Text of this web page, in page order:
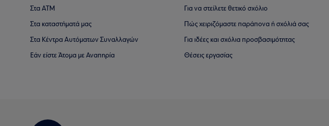
Στα ΑΤΜ
Στα καταστήματά μας
Στα Κέντρα Αυτόματων Συναλλαγών
Εάν είστε Άτομα με Αναπηρία
Για να στείλετε θετικό σχόλιο
Πώς χειριζόμαστε παράπονα ή σχόλιά σας
Για ιδέες και σχόλια προσβασιμότητας
Θέσεις εργασίας